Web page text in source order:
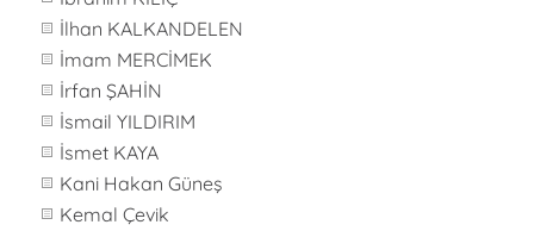
İlhan KALKANDELEN
İmam MERCİMEK
İrfan ŞAHİN
İsmail YILDIRIM
İsmet KAYA
Kani Hakan Güneş
Kemal Çevik